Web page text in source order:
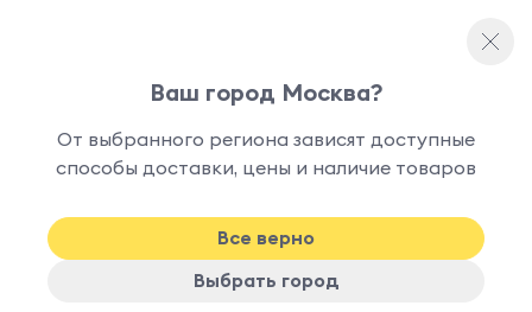
-10%
Ваш город Москва?
От выбранного региона зависят доступные
способы доставки, цены и наличие товаров
Все верно
Выбрать город